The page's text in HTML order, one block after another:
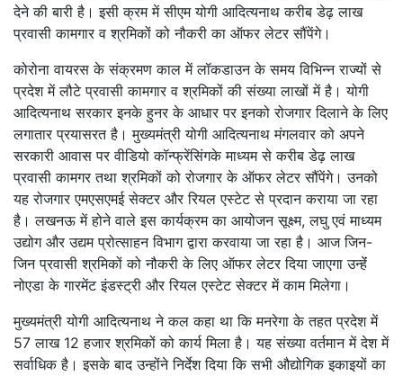
देने की बारी है। इसी क्रम में सीएम योगी आदित्यनाथ करीब डेढ़ लाख
प्रवासी कामगार व श्रमिकों को नौकरी का ऑफर लेटर सौंपेंगे।
कोरोना वायरस के संक्रमण काल में लॉकडाउन के समय विभिन्न राज्यों से
प्रदेश में लौटे प्रवासी कामगार व श्रमिकों की संख्या लाखों में है। योगी
आदित्यनाथ सरकार इनके हुनर के आधार पर इनको रोजगार दिलाने के लिए
लगातार प्रयासरत है। मुख्यमंत्री योगी आदित्यनाथ मंगलवार को अपने
सरकारी आवास पर वीडियो कॉन्फ्रेंसिंगके माध्यम से करीब डेढ़ लाख
प्रवासी कामगर तथा श्रमिकों को रोजगार के ऑफर लेटर सौंपेंगे। उनको
यह रोजगार एमएसएमई सेक्टर और रियल एस्टेट से प्रदान कराया जा रहा
है। लखनऊ में होने वाले इस कार्यक्रम का आयोजन सूक्ष्म, लघु एवं माध्यम
उद्योग और उद्यम प्रोत्साहन विभाग द्वारा करवाया जा रहा है। आज जिन-
जिन प्रवासी श्रमिकों को नौकरी के लिए ऑफर लेटर दिया जाएगा उन्हेंं
नोएडा के गारमेंट इंडस्ट्री और रियल एस्टेट सेक्टर में काम मिलेगा।
मुख्यमंत्री योगी आदित्यनाथ ने कल कहा था कि मनरेगा के तहत प्रदेश में
57 लाख 12 हजार श्रमिकों को कार्य मिला है। यह संख्या वर्तमान में देश में
सर्वाधिक है। इसके बाद उन्होंने निर्देश दिया कि सभी औद्योगिक इकाइयों का